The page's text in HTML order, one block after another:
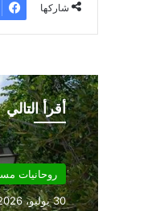
شاركها
أقرأ التالي
روحانيات
30 يوليو، 2026